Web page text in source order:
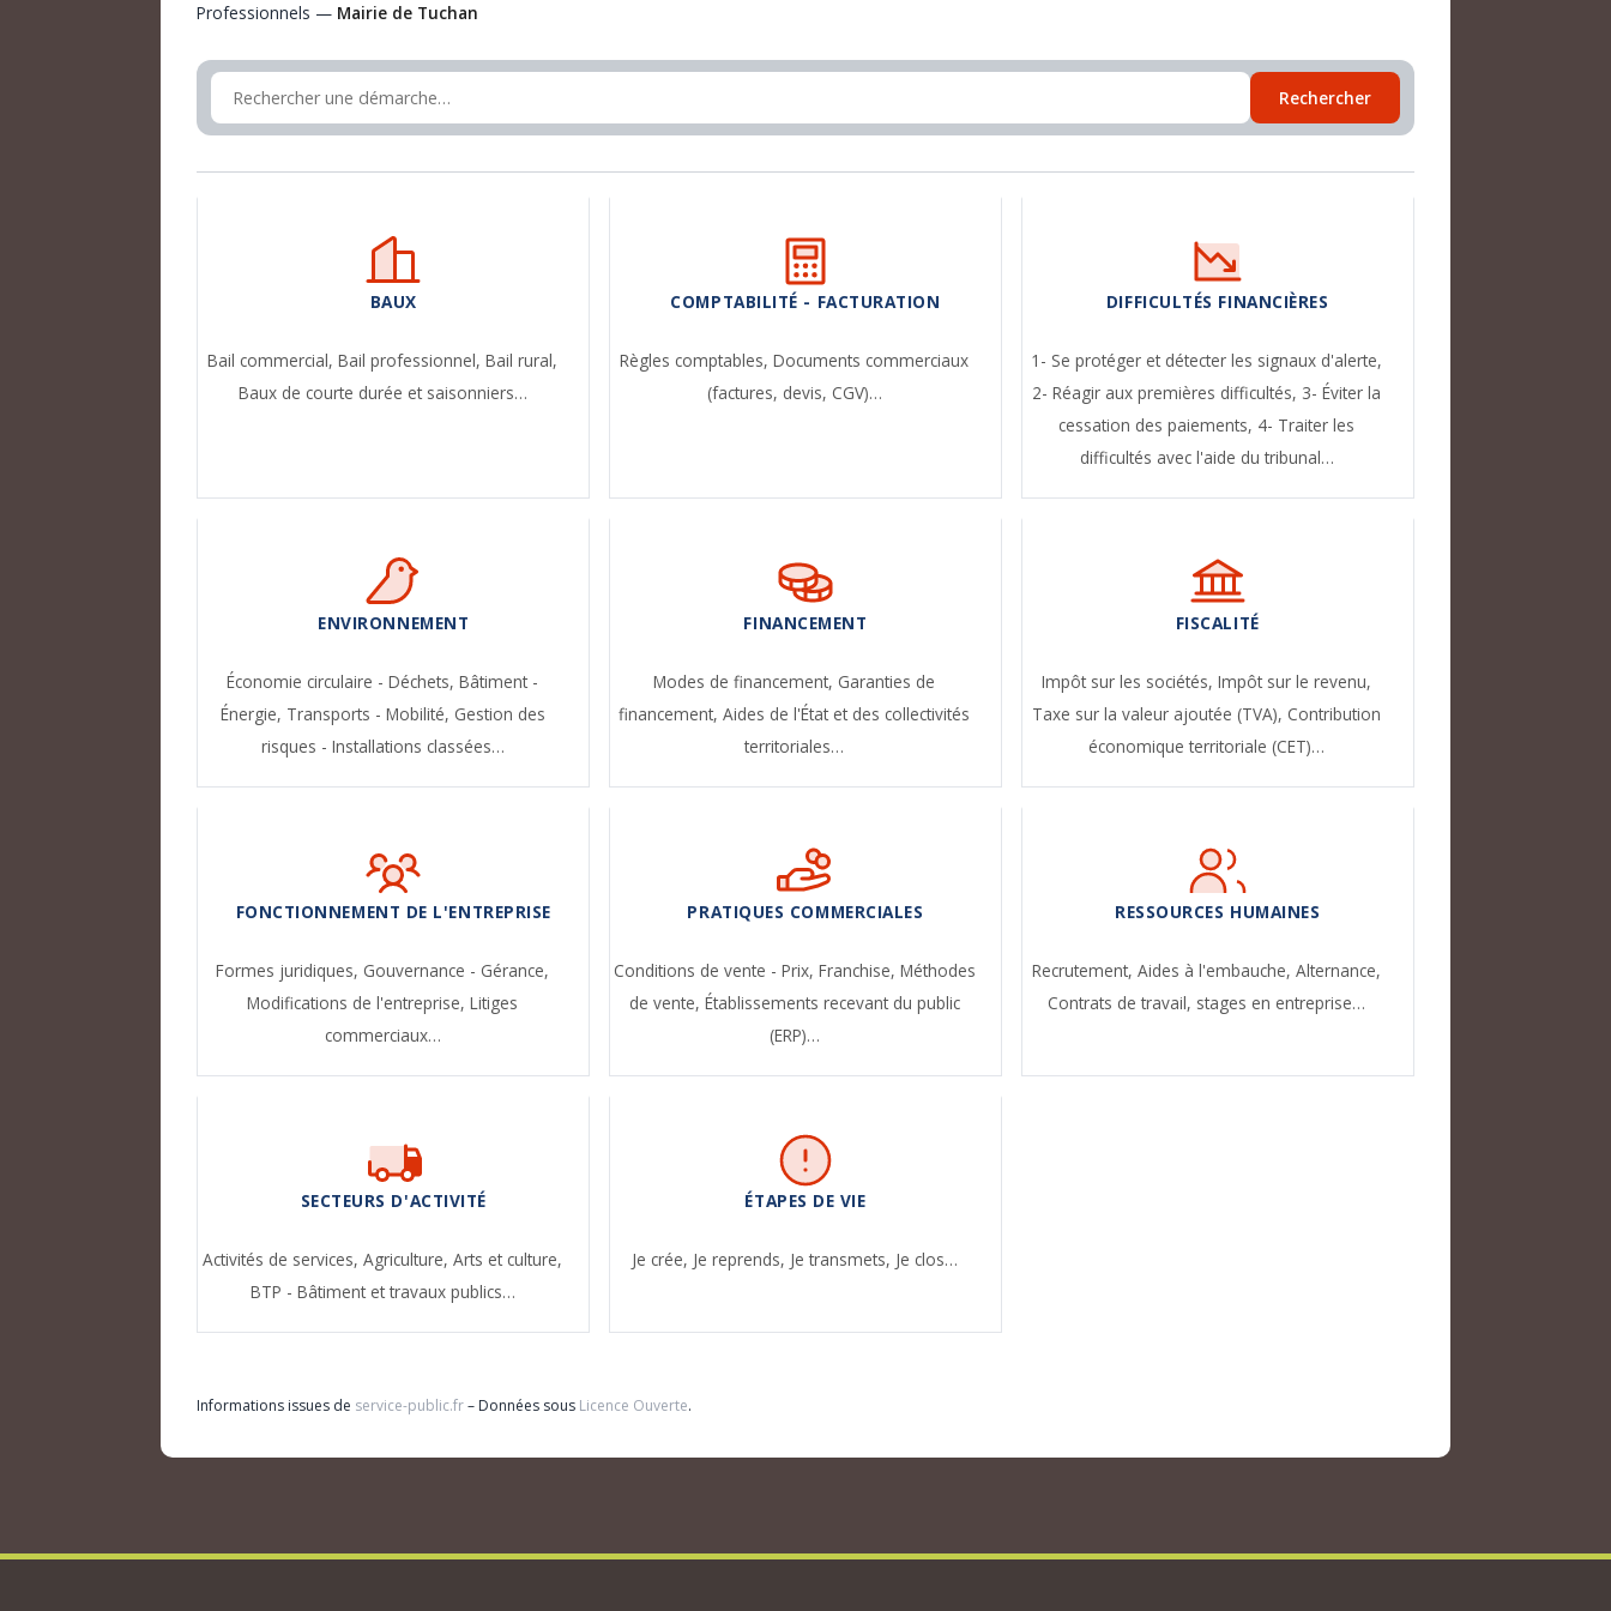
Professionnels — Mairie de Tuchan
Rechercher
BAUX
Bail commercial,Bail professionnel,Bail rural,
Baux de courte durée et saisonniers…
COMPTABILITÉ - FACTURATION
Règles comptables,Documents commerciaux
(factures, devis, CGV)…
DIFFICULTÉS FINANCIÈRES
1- Se protéger et détecter les signaux d'alerte,
2- Réagir aux premières difficultés, 3- Éviter la
cessation des paiements, 4- Traiter les
difficultés avec l'aide du tribunal…
ENVIRONNEMENT
Économie circulaire - Déchets,Bâtiment -
Énergie, Transports - Mobilité, Gestion des
risques - Installations classées…
FINANCEMENT
Modes de financement, Garanties de
financement,Aides de l'État et des collectivités
territoriales…
FISCALITÉ
Impôt sur les sociétés,Impôt sur le revenu,
Taxe sur la valeur ajoutée (TVA), Contribution
économique territoriale (CET)…
FONCTIONNEMENT DE L'ENTREPRISE
Formes juridiques, Gouvernance - Gérance,
Modifications de l'entreprise,Litiges
commerciaux…
PRATIQUES COMMERCIALES
Conditions de vente - Prix, Franchise, Méthodes
de vente, Établissements recevant du public
(ERP)…
RESSOURCES HUMAINES
Recrutement,Aides à l'embauche,Alternance,
Contrats de travail, stages en entreprise…
SECTEURS D'ACTIVITÉ
Activités de services,Agriculture,Arts et culture,
BTP - Bâtiment et travaux publics…
ÉTAPES DE VIE
Je crée, Je reprends, Je transmets, Je clos…
Informations issues de service-public.fr– Données sous Licence Ouverte.